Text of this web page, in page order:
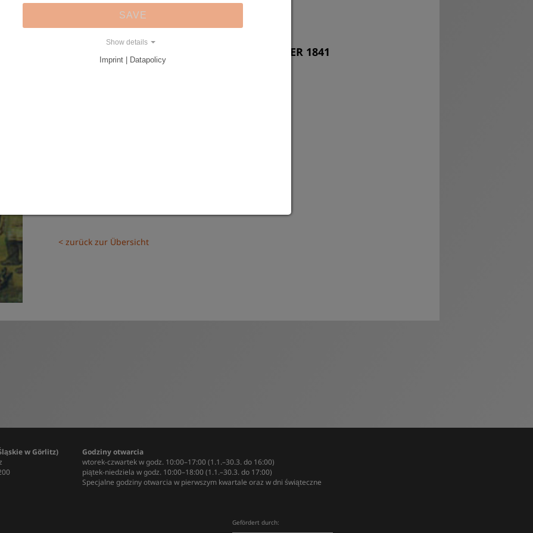
Archiwum
POSTKARTE-JAGDRAST SCHLESISCHER ADLIGER 1841
< zurück zur Übersicht
w Görlitz)
Godziny otwarcia
wtorek-czwartek w godz. 10:00–17:00 (1.1.–30.3. do 16:00)
piątek-niedziela w godz. 10:00–18:00 (1.1.–30.3. do 17:00)
Specjalne godziny otwarcia w pierwszym kwartale oraz w dni świąteczne
Gefördert durch:
SAVE
Show details
Imprint | Datapolicy